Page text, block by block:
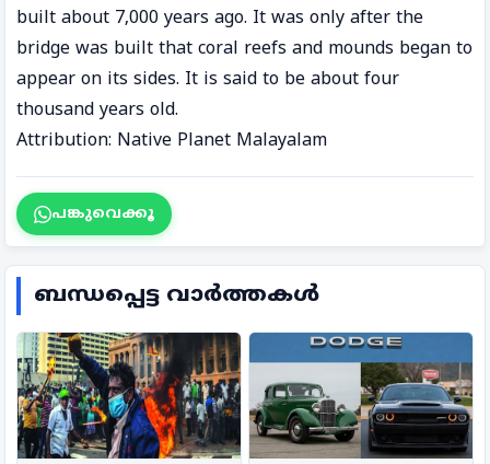
built about 7,000 years ago. It was only after the
bridge was built that coral reefs and mounds began to
appear on its sides. It is said to be about four
thousand years old.
Attribution: Native Planet Malayalam
പങ്കുവെക്കൂ
ബന്ധപ്പെട്ട വാർത്തകൾ